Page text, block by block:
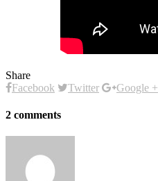
Share
Facebook
Twitter Google +
2 comments